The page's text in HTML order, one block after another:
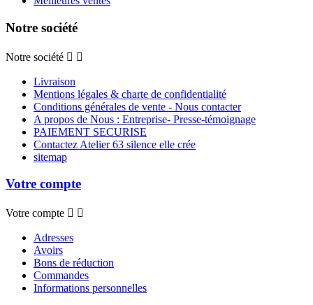
Notre société
Notre société  
Livraison
Mentions légales & charte de confidentialité
Conditions générales de vente - Nous contacter
A propos de Nous : Entreprise- Presse-témoignage
PAIEMENT SECURISE
Contactez Atelier 63 silence elle crée
sitemap
Votre compte
Votre compte  
Adresses
Avoirs
Bons de réduction
Commandes
Informations personnelles